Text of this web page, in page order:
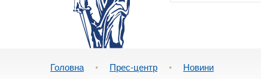
Головна • Прес-центр • Новини